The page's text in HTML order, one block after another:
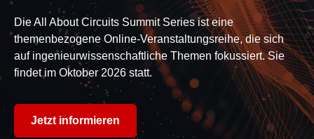
Die All About Circuits Summit Series ist eine
themenbezogene Online-Veranstaltungsreihe, die sich
auf ingenieurwissenschaftliche Themen fokussiert. Sie
findet im Oktober 2026 statt.
Jetzt informieren